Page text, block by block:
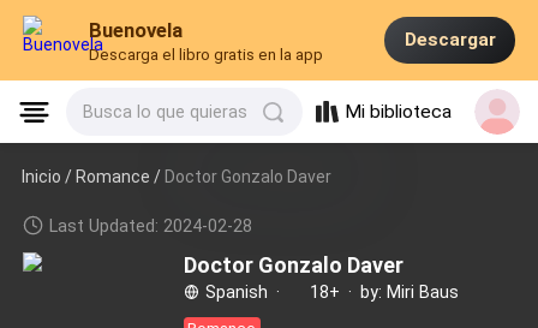
Buenovela
Descarga el libro gratis en la app
Descargar
Busca lo que quieras Mi biblioteca
Inicio /Romance / Doctor Gonzalo Daver
Last Updated: 2024-02-28
Doctor Gonzalo Daver
Spanish · 18+ · by: Miri Baus